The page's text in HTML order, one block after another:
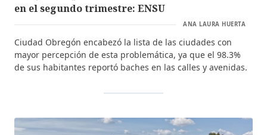
en el segundo trimestre: ENSU
ANA LAURA HUERTA
Ciudad Obregón encabezó la lista de las ciudades con
mayor percepción de esta problemática, ya que el 98.3%
de sus habitantes reportó baches en las calles y avenidas.